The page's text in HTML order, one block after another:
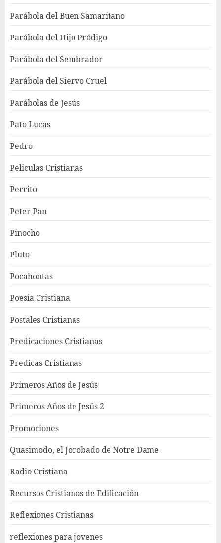
Parábola del Buen Samaritano
Parábola del Hijo Pródigo
Parábola del Sembrador
Parábola del Siervo Cruel
Parábolas de Jesús
Pato Lucas
Pedro
Peliculas Cristianas
Perrito
Peter Pan
Pinocho
Pluto
Pocahontas
Poesia Cristiana
Postales Cristianas
Predicaciones Cristianas
Predicas Cristianas
Primeros Años de Jesús
Primeros Años de Jesús 2
Promociones
Quasimodo, el Jorobado de Notre Dame
Radio Cristiana
Recursos Cristianos de Edificación
Reflexiones Cristianas
reflexiones para jovenes